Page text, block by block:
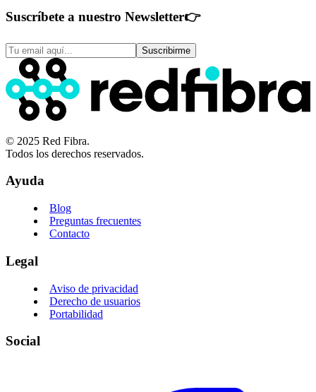
Suscríbete a nuestro Newsletter👉
Suscribirme
© 2025 Red Fibra.
Todos los derechos reservados.
Ayuda
Blog
Preguntas frecuentes
Contacto
Legal
Aviso de privacidad
Derecho de usuarios
Portabilidad
Social